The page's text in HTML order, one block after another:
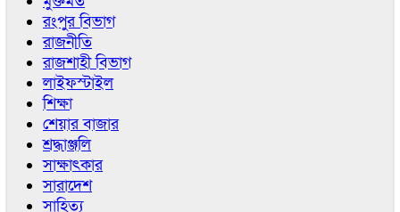
রংপুর বিভাগ
রাজনীতি
রাজশাহী বিভাগ
লাইফস্টাইল
শিক্ষা
শেয়ার বাজার
শ্রদ্ধাঞ্জলি
সাক্ষাৎকার
সারাদেশ
সাহিত্য